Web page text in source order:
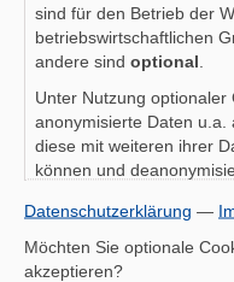
sind für den Betrieb der
betriebswirtschaftlichen
andere sind optional
Unter Nutzung
anonymisierte Daten u.a.
diese mit weiteren ihrer
können und
Behörden), ist auch zu
USA nicht in der gleichen
der Europäischen Union.
Datenschutzerklärung —
Möchten Sie optionale
akzeptieren?